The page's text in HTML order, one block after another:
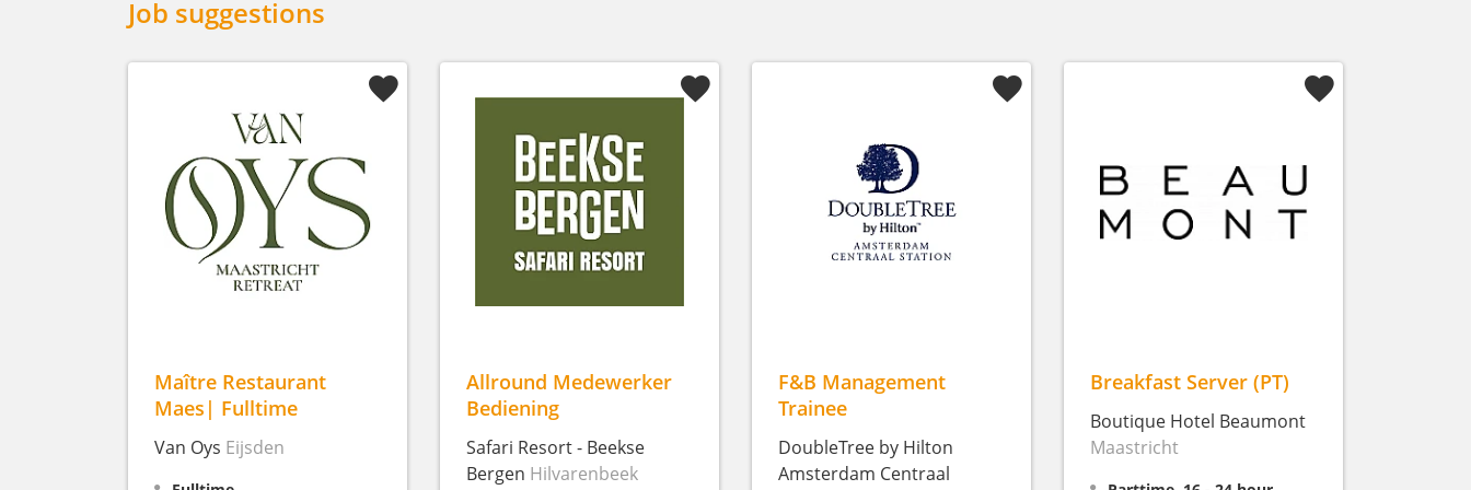
Job suggestions
Maître Restaurant
Maes| Fulltime
Van Oys Eijsden
Allround Medewerker
Bediening
Safari Resort - Beekse
Bergen Hilvarenbeek
F&B Management
Trainee
DoubleTree by Hilton
Amsterdam Centraal
Breakfast Server (PT)
Boutique Hotel Beaumont
Maastricht